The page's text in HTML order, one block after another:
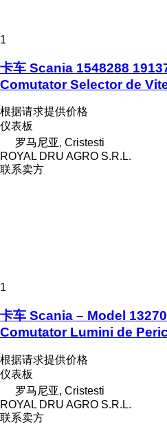
1
卡车 Scania 1548288
Comutator Selector de
根据请求提供价格
仪表板
罗马尼亚, Cristesti
ROYAL DRU AGRO S.R.L.
联系卖方
1
卡车 Scania – Model
Comutator Lumini de
根据请求提供价格
仪表板
罗马尼亚, Cristesti
ROYAL DRU AGRO S.R.L.
联系卖方